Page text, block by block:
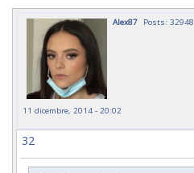
Alex87 Posts: 32948
11 dicembre, 2014 - 20:02
32